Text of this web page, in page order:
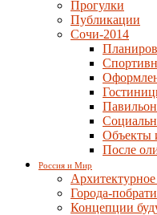
Прогулки
Публикации
Сочи-2014
Объекты
После
Россия и Мир
Города-
Концепции